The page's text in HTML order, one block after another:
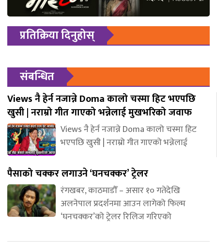
प्रतिक्रिया दिनुहोस्
संबन्धित
Views नै हेर्न नजान्ने Doma कालो चस्मा हिट भएपछि
खुसी | नराम्रो गीत गाएको भन्नेलाई मुखभरिको जवाफ
Views नै हेर्न नजान्ने Doma कालो चस्मा हिट
भएपछि खुसी | नराम्रो गीत गाएको भन्नेलाई
पैसाको चक्कर लगाउने ‘घनचक्कर’ ट्रेलर
रंगखबर, काठमाडौँ – असार १० गतेदेखि
अलनेपाल प्रदर्शनमा आउन लागेको फिल्म
‘घनचक्कर’को ट्रेलर रिलिज गरिएको